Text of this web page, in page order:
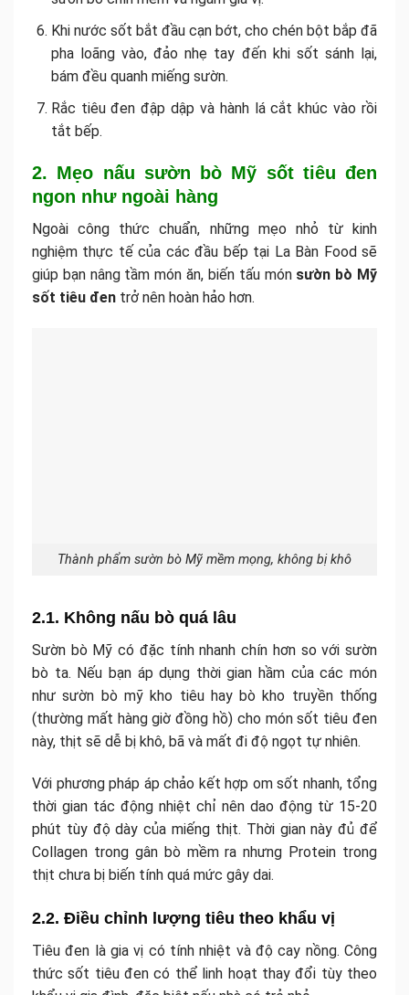
Khi nước sốt bắt đầu cạn bớt, cho chén bột bắp đã
pha loãng vào, đảo nhẹ tay đến khi sốt sánh lại,
bám đều quanh miếng sườn.
Rắc tiêu đen đập dập và hành lá cắt khúc vào rồi
tắt bếp.
2. Mẹo nấu sườn bò Mỹ sốt tiêu đen
ngon như ngoài hàng
Ngoài công thức chuẩn, những mẹo nhỏ từ kinh
nghiệm thực tế của các đầu bếp tại La Bàn Food sẽ
giúp bạn nâng tầm món ăn, biến tấu món sườn bò Mỹ
sốt tiêu đen trở nên hoàn hảo hơn.
Thành phẩm sườn bò Mỹ mềm mọng, không bị khô
2.1. Không nấu bò quá lâu
Sườn bò Mỹ có đặc tính nhanh chín hơn so với sườn
bò ta. Nếu bạn áp dụng thời gian hầm của các món
như sườn bò mỹ kho tiêu hay bò kho truyền thống
(thường mất hàng giờ đồng hồ) cho món sốt tiêu đen
này, thịt sẽ dễ bị khô, bã và mất đi độ ngọt tự nhiên.
Với phương pháp áp chảo kết hợp om sốt nhanh, tổng
thời gian tác động nhiệt chỉ nên dao động từ 15-20
phút tùy độ dày của miếng thịt. Thời gian này đủ để
Collagen trong gân bò mềm ra nhưng Protein trong
thịt chưa bị biến tính quá mức gây dai.
2.2. Điều chỉnh lượng tiêu theo khẩu vị
Tiêu đen là gia vị có tính nhiệt và độ cay nồng. Công
thức sốt tiêu đen có thể linh hoạt thay đổi tùy theo